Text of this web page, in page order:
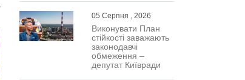
05 Серпня , 2026
Виконувати План
стійкості заважають
законодавчі
обмеження –
депутат Київради